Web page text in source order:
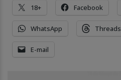
18+ Facebook
WhatsApp Threads
E-mail